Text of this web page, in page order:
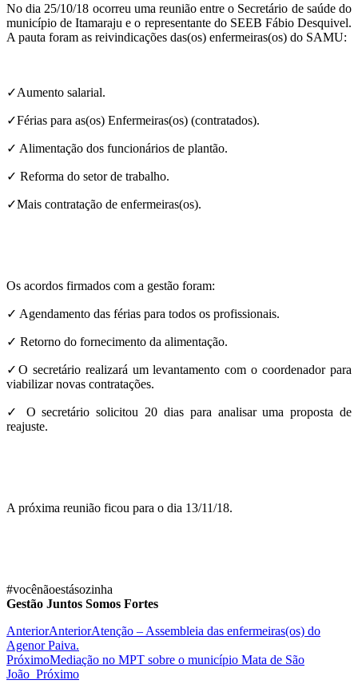
No dia 25/10/18 ocorreu uma reunião entre o Secretário de saúde do
município de Itamaraju e o representante do SEEB Fábio Desquivel.
A pauta foram as reivindicações das(os) enfermeiras(os) do SAMU:
✓Aumento salarial.
✓Férias para as(os) Enfermeiras(os) (contratados).
✓ Alimentação dos funcionários de plantão.
✓ Reforma do setor de trabalho.
✓Mais contratação de enfermeiras(os).
Os acordos firmados com a gestão foram:
✓ Agendamento das férias para todos os profissionais.
✓ Retorno do fornecimento da alimentação.
✓O secretário realizará um levantamento com o coordenador para
viabilizar novas contratações.
✓ O secretário solicitou 20 dias para analisar uma proposta de
reajuste.
A próxima reunião ficou para o dia 13/11/18.
#vocênãoestásozinha
Gestão Juntos Somos Fortes
AnteriorAnteriorAtenção – Assembleia das enfermeiras(os) do
Agenor Paiva.
PróximoMediação no MPT sobre o município Mata de São
João Próximo